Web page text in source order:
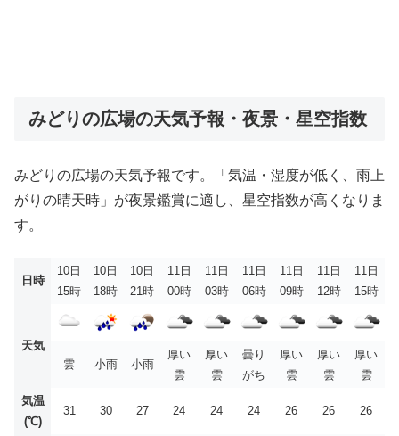
みどりの広場の天気予報・夜景・星空指数
みどりの広場の天気予報です。「気温・湿度が低く、雨上
がりの晴天時」が夜景鑑賞に適し、星空指数が高くなりま
す。
日時
10日
15時
10日
18時
10日
21時
11日
00時
11日
03時
11日
06時
11日
09時
11日
12時
11日
15時
天気
雲
小雨 小雨
厚い
雲
厚い
雲
曇り
がち
厚い
雲
厚い
雲
厚い
雲
気温
(℃)
31 30 27 24 24 24 26 26 26